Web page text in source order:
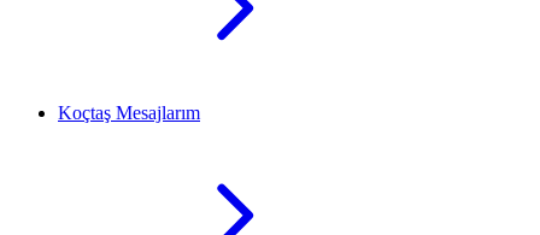
Koçtaş Mesajlarım